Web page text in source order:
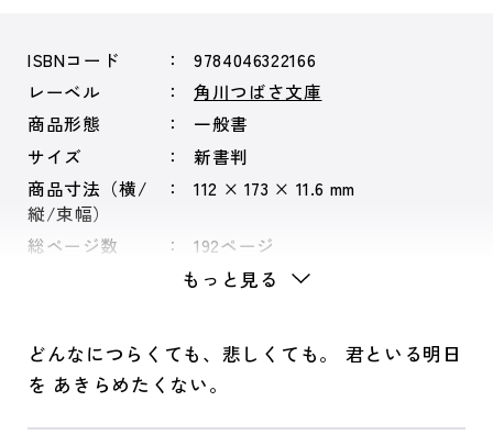
ISBNコード
9784046322166
レーベル
角川つばさ文庫
商品形態
一般書
サイズ
新書判
商品寸法（横/
縦/束幅）
112 × 173 × 11.6 mm
総ページ数 192ページ
もっと見る
どんなにつらくても、悲しくても。 君といる明日
を あきらめたくない。